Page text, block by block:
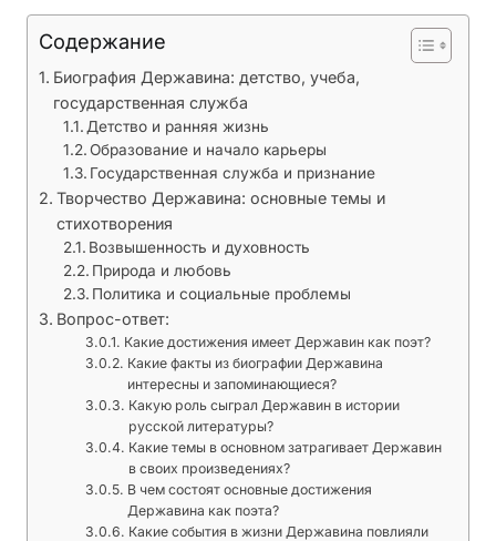
Содержание
Биография Державина: детство, учеба,
государственная служба
Детство и ранняя жизнь
Образование и начало карьеры
Государственная служба и признание
Творчество Державина: основные темы и
стихотворения
Возвышенность и духовность
Природа и любовь
Политика и социальные проблемы
Вопрос-ответ:
Какие достижения имеет Державин как поэт?
Какие факты из биографии Державина
интересны и запоминающиеся?
Какую роль сыграл Державин в истории
русской литературы?
Какие темы в основном затрагивает Державин
в своих произведениях?
В чем состоят основные достижения
Державина как поэта?
Какие события в жизни Державина повлияли